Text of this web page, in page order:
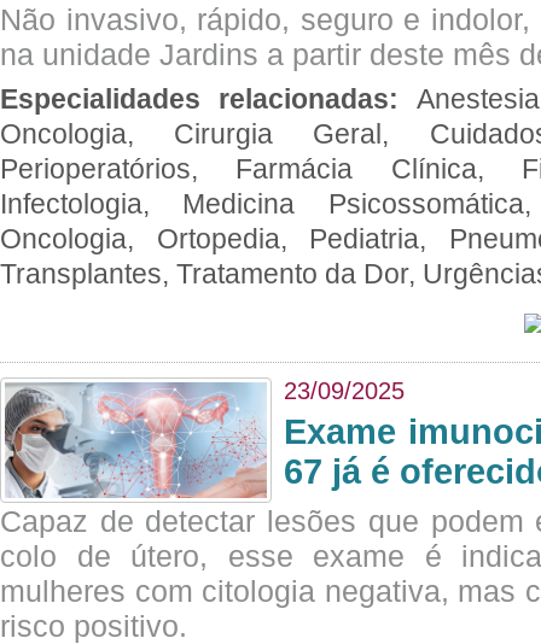
Não invasivo, rápido, seguro e
na unidade Jardins a partir deste mês
Especialidades relacionadas:
Oncologia, Cirurgia Geral,
Perioperatórios, Farmácia Clínica,
Infectologia, Medicina
Oncologia, Ortopedia, Pediatria,
Transplantes, Tratamento da Dor,
23/09/2025
Exame
67 já é
Capaz de detectar lesões que
colo de útero, esse exame é
mulheres com citologia negativa, mas
risco positivo.